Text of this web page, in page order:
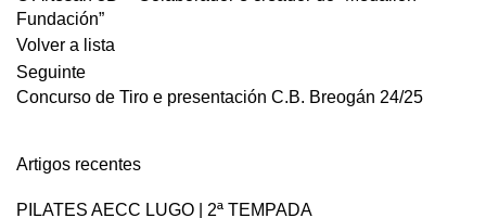
Fundación”
Volver a lista
Seguinte
Concurso de Tiro e presentación C.B. Breogán 24/25
Artigos recentes
PILATES AECC LUGO | 2ª TEMPADA